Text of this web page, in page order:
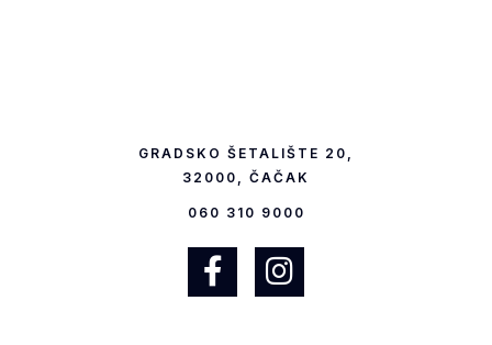
GRADSKO ŠETALIŠTE 20,
32000, ČAČAK
060 310 9000
F
a
I
n